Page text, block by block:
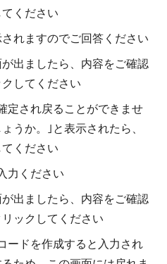
ください
れますのでご回答ください
出ましたら、内容をご確認
してください
され戻ることができませ
うか。｣と表示されたら、
ください
力ください
出ましたら、内容をご確認
ックしてください
ドを作成すると入力され